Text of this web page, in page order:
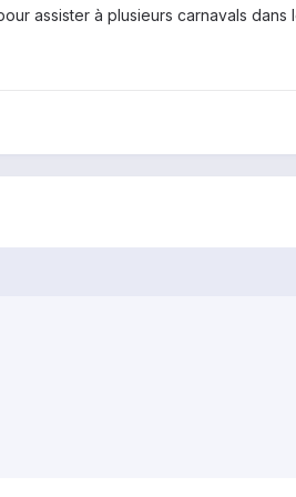
assister à plusieurs carnavals dans